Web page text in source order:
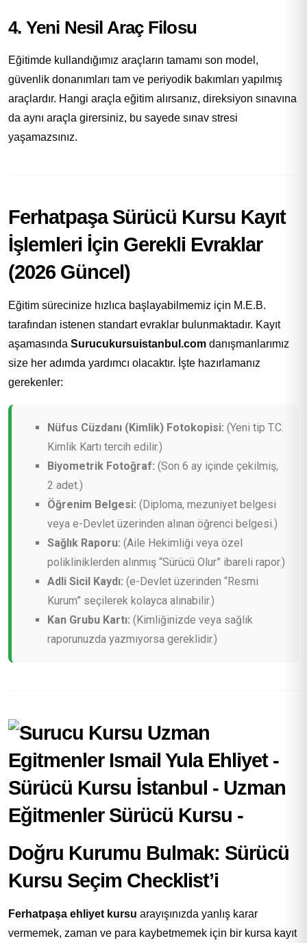
4. Yeni Nesil Araç Filosu
Eğitimde kullandığımız araçların tamamı son model,
güvenlik donanımları tam ve periyodik bakımları yapılmış
araçlardır. Hangi araçla eğitim alırsanız, direksiyon sınavına
da aynı araçla girersiniz, bu sayede sınav stresi
yaşamazsınız.
Ferhatpaşa Sürücü Kursu Kayıt
İşlemleri İçin Gerekli Evraklar
(2026 Güncel)
Eğitim sürecinize hızlıca başlayabilmemiz için M.E.B.
tarafından istenen standart evraklar bulunmaktadır. Kayıt
aşamasında Surucukursuistanbul.com danışmanlarımız
size her adımda yardımcı olacaktır. İşte hazırlamanız
gerekenler:
Nüfus Cüzdanı (Kimlik) Fotokopisi: (Yeni tip T.C.
Kimlik Kartı tercih edilir.)
Biyometrik Fotoğraf: (Son 6 ay içinde çekilmiş,
2 adet.)
Öğrenim Belgesi: (Diploma, mezuniyet belgesi
veya e-Devlet üzerinden alınan öğrenci belgesi.)
Sağlık Raporu: (Aile Hekimliği veya özel
polikliniklerden alınmış “Sürücü Olur” ibareli rapor.)
Adli Sicil Kaydı: (e-Devlet üzerinden “Resmi
Kurum” seçilerek kolayca alınabilir.)
Kan Grubu Kartı: (Kimliğinizde veya sağlık
raporunuzda yazmıyorsa gereklidir.)
Doğru Kurumu Bulmak: Sürücü
Kursu Seçim Checklist’i
Ferhatpaşa ehliyet kursu arayışınızda yanlış karar
vermemek, zaman ve para kaybetmemek için bir kursa kayıt